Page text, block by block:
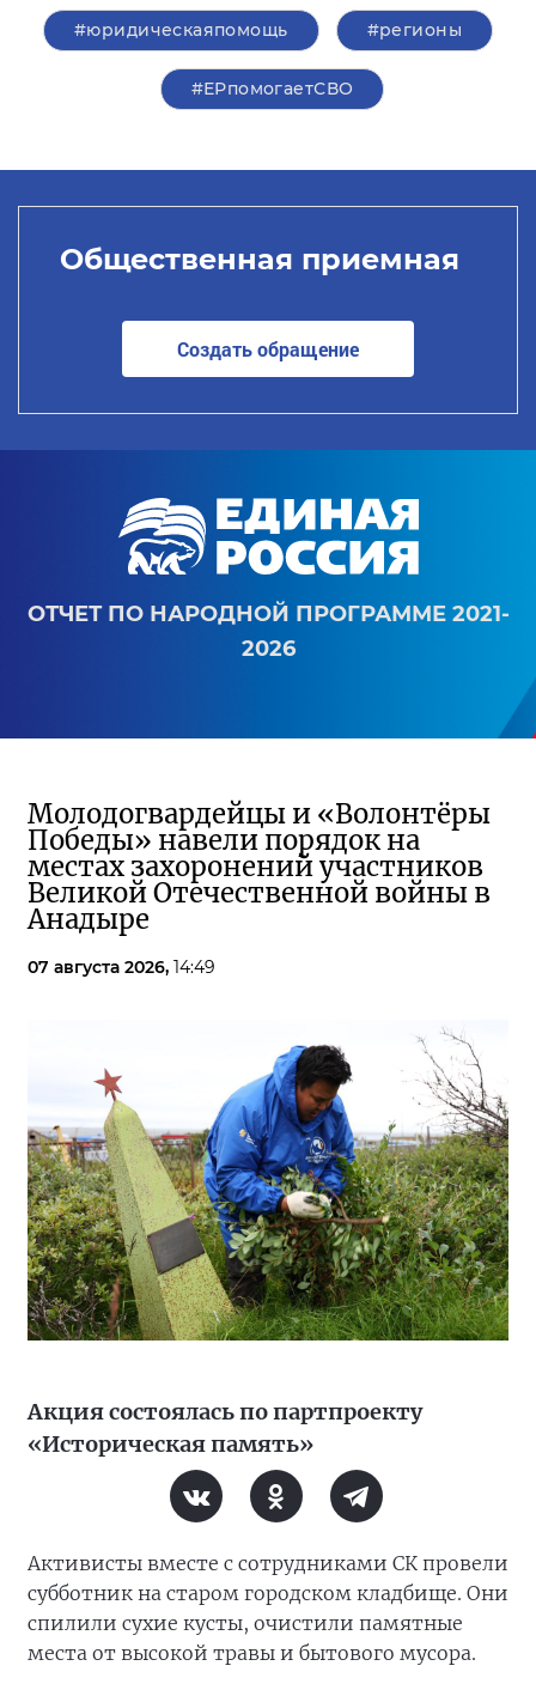
#юридическаяпомощь #регионы
#ЕРпомогаетСВО
Общественная приемная
Создать обращение
ОТЧЕТ ПО НАРОДНОЙ ПРОГРАММЕ 2021-
2026
Молодогвардейцы и «Волонтёры
Победы» навели порядок на
местах захоронений участников
Великой Отечественной войны в
Анадыре
07 августа 2026, 14:49
Акция состоялась по партпроекту
«Историческая память»
Активисты вместе с сотрудниками СК провели
субботник на старом городском кладбище. Они
спилили сухие кусты, очистили памятные
места от высокой травы и бытового мусора.